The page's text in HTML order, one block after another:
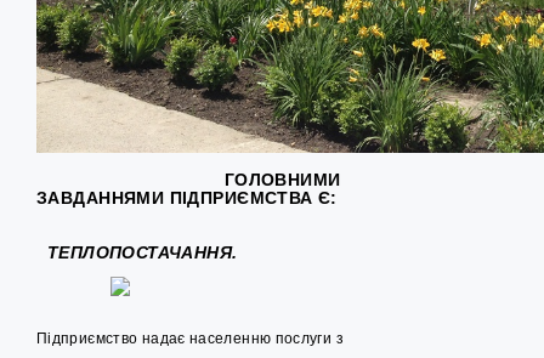
ГОЛОВНИМИ
ЗАВДАННЯМИ ПІДПРИЄМСТВА Є:
ТЕПЛОПОСТАЧАННЯ.
Підприємство надає населенню послуги з